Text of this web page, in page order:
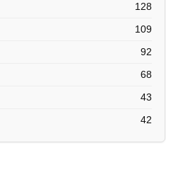
128
109
92
68
43
42